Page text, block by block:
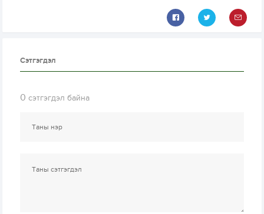
Сэтгэгдэл
0 сэтгэгдэл байна